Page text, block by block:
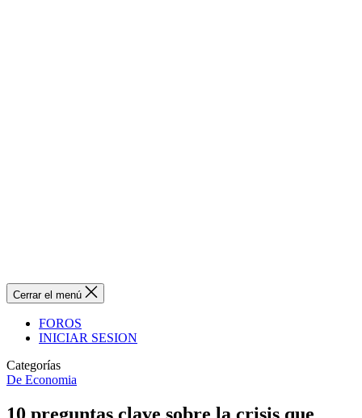
Cerrar el menú
FOROS
INICIAR SESION
Categorías
De Economia